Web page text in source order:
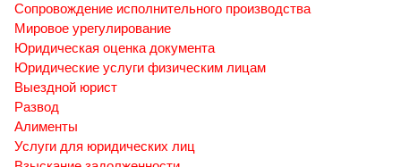
Сопровождение исполнительного производства
Мировое урегулирование
Юридическая оценка документа
Юридические услуги физическим лицам
Выездной юрист
Развод
Алименты
Услуги для юридических лиц